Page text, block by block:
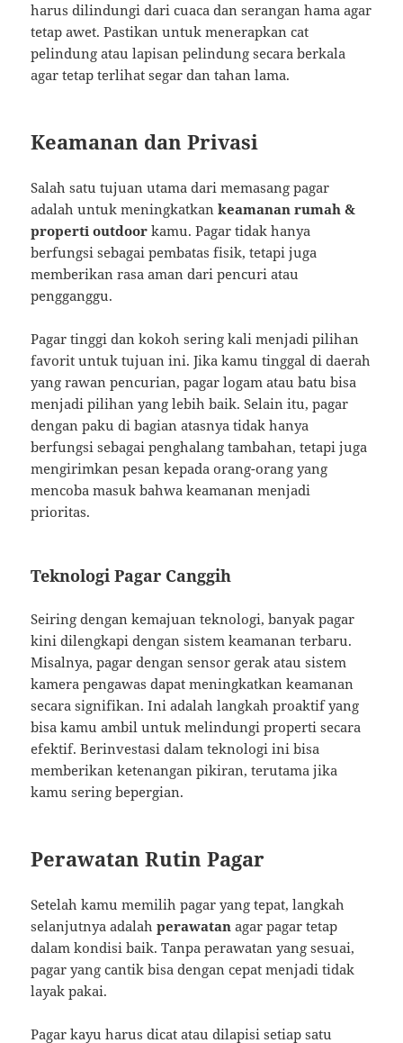
harus dilindungi dari cuaca dan serangan hama agar
tetap awet. Pastikan untuk menerapkan cat
pelindung atau lapisan pelindung secara berkala
agar tetap terlihat segar dan tahan lama.
Keamanan dan Privasi
Salah satu tujuan utama dari memasang pagar
adalah untuk meningkatkankeamanan rumah &
properti outdoor kamu. Pagar tidak hanya
berfungsi sebagai pembatas fisik, tetapi juga
memberikan rasa aman dari pencuri atau
pengganggu.
Pagar tinggi dan kokoh sering kali menjadi pilihan
favorit untuk tujuan ini. Jika kamu tinggal di daerah
yang rawan pencurian, pagar logam atau batu bisa
menjadi pilihan yang lebih baik. Selain itu, pagar
dengan paku di bagian atasnya tidak hanya
berfungsi sebagai penghalang tambahan, tetapi juga
mengirimkan pesan kepada orang-orang yang
mencoba masuk bahwa keamanan menjadi
prioritas.
Teknologi Pagar Canggih
Seiring dengan kemajuan teknologi, banyak pagar
kini dilengkapi dengan sistem keamanan terbaru.
Misalnya, pagar dengan sensor gerak atau sistem
kamera pengawas dapat meningkatkan keamanan
secara signifikan. Ini adalah langkah proaktif yang
bisa kamu ambil untuk melindungi properti secara
efektif. Berinvestasi dalam teknologi ini bisa
memberikan ketenangan pikiran, terutama jika
kamu sering bepergian.
Perawatan Rutin Pagar
Setelah kamu memilih pagar yang tepat, langkah
selanjutnya adalahperawatan agar pagar tetap
dalam kondisi baik. Tanpa perawatan yang sesuai,
pagar yang cantik bisa dengan cepat menjadi tidak
layak pakai.
Pagar kayu harus dicat atau dilapisi setiap satu